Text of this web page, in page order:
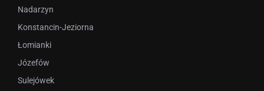
Nadarzyn
Konstancin-Jeziorna
Łomianki
Józefów
Sulejówek